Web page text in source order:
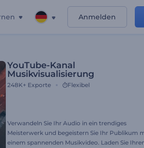
Anmelden
YouTube-Kanal
Musikvisualisierung
248K+ Exporte Flexibel
Verwandeln Sie Ihr Audio in ein trendiges
Meisterwerk und begeistern Sie Ihr Publikum
einem spannenden Musikvideo. Laden Sie